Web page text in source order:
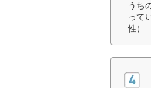
うち
って
性）